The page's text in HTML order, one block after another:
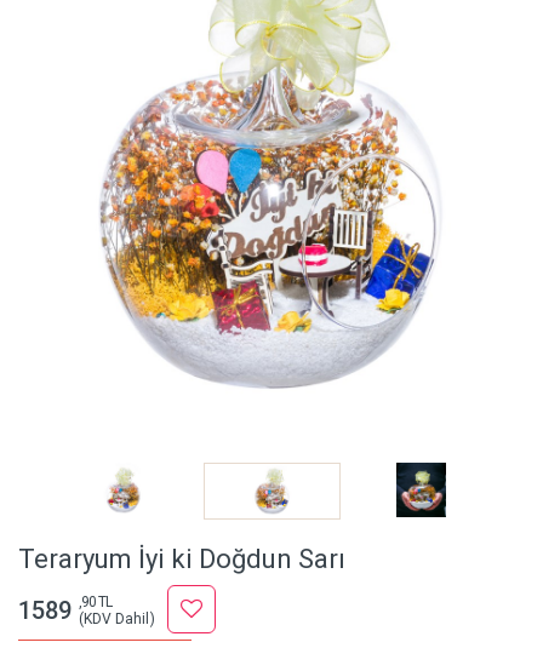
Teraryum İyi ki Doğdun Sarı
1589 ,90 TL
(KDV Dahil)